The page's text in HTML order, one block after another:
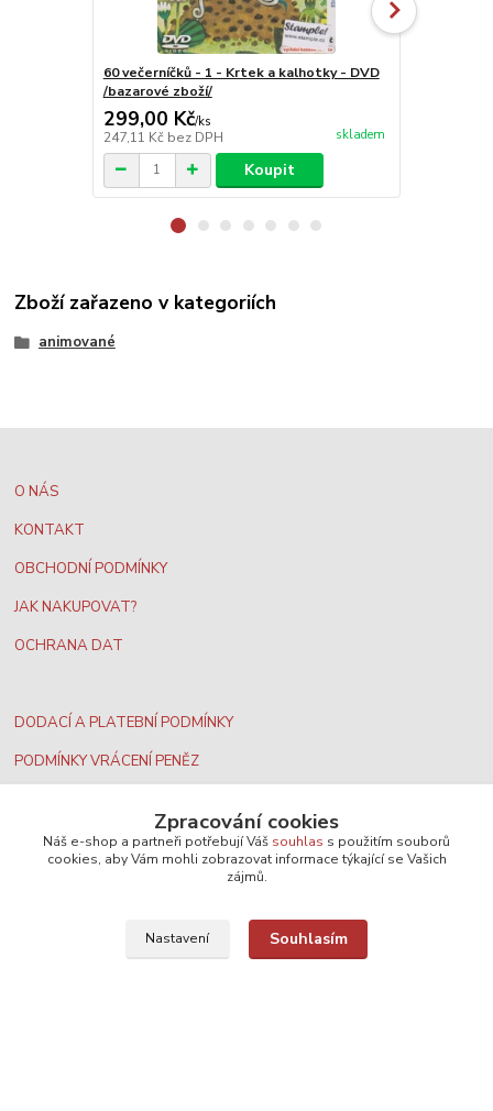
60 večerníčků - 1 - Krtek a kalhotky - DVD
/bazarové zboží/
299,00 Kč/ks
247,11 Kč bez DPH skladem
Koupit
Zboží zařazeno v kategoriích
animované
O NÁS
KONTAKT
OBCHODNÍ PODMÍNKY
JAK NAKUPOVAT?
OCHRANA DAT
DODACÍ A PLATEBNÍ PODMÍNKY
PODMÍNKY VRÁCENÍ PENĚZ
Nejširší velkoobchodní nabídka dvd filmů
Zpracování cookies
Náš e-shop a partneři potřebují Váš souhlas s použitím souborů
cookies, aby Vám mohli zobrazovat informace týkající se Vašich
zájmů.
Nastavení Souhlasím